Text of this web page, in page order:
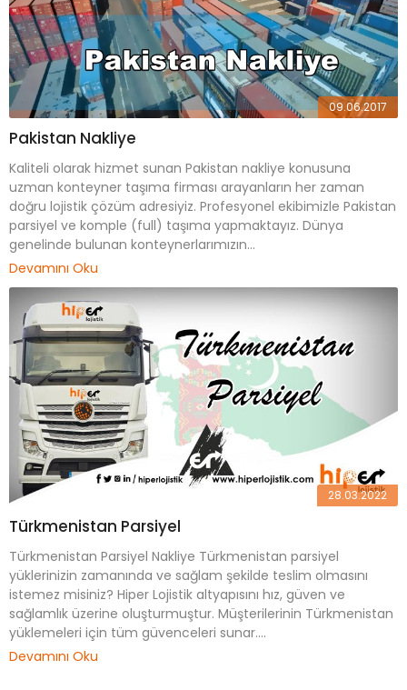
09.06.2017
Pakistan Nakliye
Kaliteli olarak hizmet sunan Pakistan nakliye konusuna
uzman konteyner taşıma firması arayanların her zaman
doğru lojistik çözüm adresiyiz. Profesyonel ekibimizle Pakistan
parsiyel ve komple (full) taşıma yapmaktayız. Dünya
genelinde bulunan konteynerlarımızın...
Devamını Oku
28.03.2022
Türkmenistan Parsiyel
Türkmenistan Parsiyel Nakliye Türkmenistan parsiyel
yüklerinizin zamanında ve sağlam şekilde teslim olmasını
istemez misiniz? Hiper Lojistik altyapısını hız, güven ve
sağlamlık üzerine oluşturmuştur. Müşterilerinin Türkmenistan
yüklemeleri için tüm güvenceleri sunar....
Devamını Oku